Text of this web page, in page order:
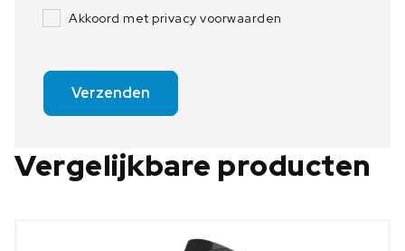
Akkoord met privacy voorwaarden
Verzenden
Vergelijkbare producten